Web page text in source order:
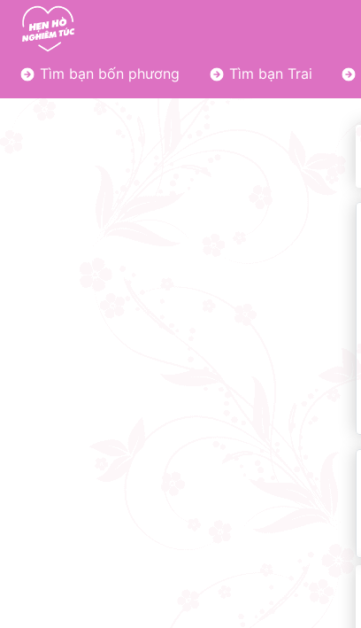
Tìm bạn bốn phương Tìm bạn Trai